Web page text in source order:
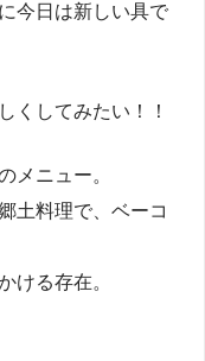
今日は新しい具で
くしてみたい！！
メニュー。
土料理で、ベーコ
ける存在。